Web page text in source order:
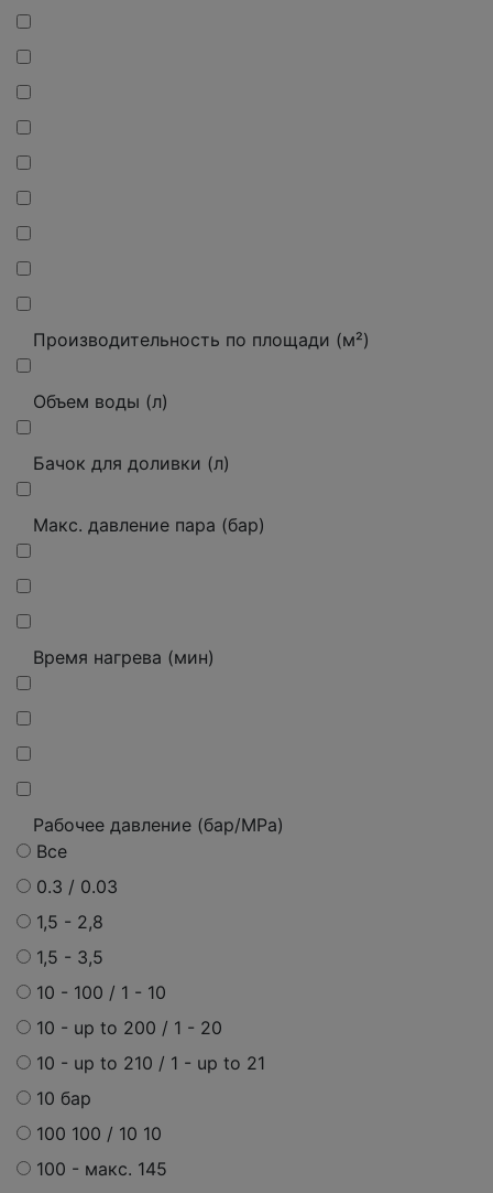
Производительность по площади (м²)
Объем воды (л)
Бачок для доливки (л)
Макс. давление пара (бар)
Время нагрева (мин)
Рабочее давление (бар/MPa)
Все
0.3 / 0.03
1,5 - 2,8
1,5 - 3,5
10 - 100 / 1 - 10
10 - up to 200 / 1 - 20
10 - up to 210 / 1 - up to 21
10 бар
100 100 / 10 10
100 - макс. 145